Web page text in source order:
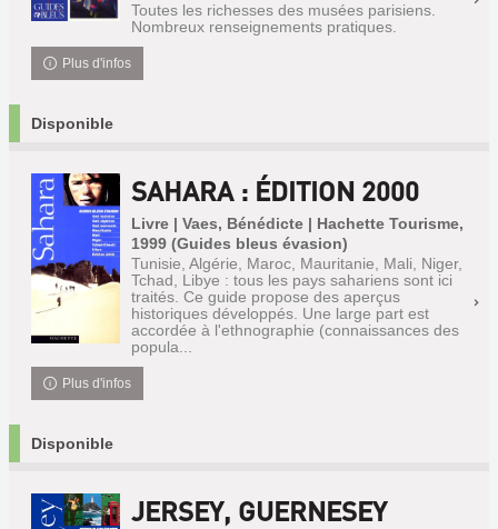
Toutes les richesses des musées parisiens.
Nombreux renseignements pratiques.
Plus d'infos
Disponible
SAHARA : ÉDITION 2000
Livre | Vaes, Bénédicte | Hachette Tourisme,
1999 (Guides bleus évasion)
Tunisie, Algérie, Maroc, Mauritanie, Mali, Niger,
Tchad, Libye : tous les pays sahariens sont ici
traités. Ce guide propose des aperçus
historiques développés. Une large part est
accordée à l'ethnographie (connaissances des
popula...
Plus d'infos
Disponible
JERSEY, GUERNESEY